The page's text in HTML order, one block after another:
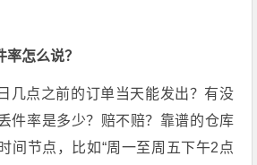
怎么说？
几点之前的订单当天能发出？有没
件率是多少？赔不赔？靠谱的仓库
间节点，比如“周一至周五下午2点